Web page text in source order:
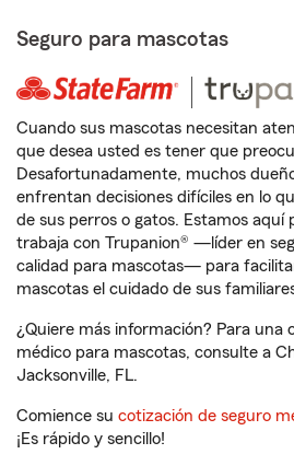
Seguro para mascotas
Cuando sus mascotas necesitan
que desea usted es tener que
Desafortunadamente, muchos
enfrentan decisiones difíciles en lo
de sus perros o gatos. Estamos aquí
trabaja con Trupanion® —líder en
calidad para mascotas— para
mascotas el cuidado de sus
¿Quiere más información? Para una
médico para mascotas, consulte a
Jacksonville, FL.
Comience su cotización de seguro
¡Es rápido y sencillo!